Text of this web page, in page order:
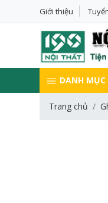
Giới thiệu
DANH
Trang chủ